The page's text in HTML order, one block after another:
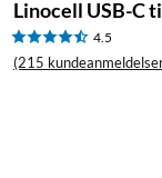
Linocell USB-C
4.5
(215